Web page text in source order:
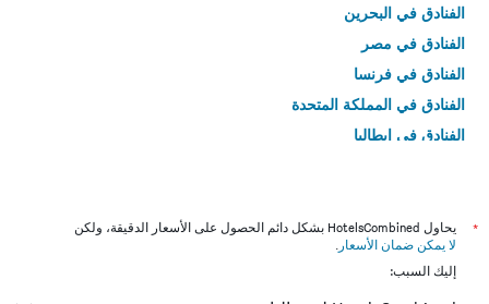
الفنادق في البحرين
الفنادق في مصر
الفنادق في فرنسا
الفنادق في المملكة المتحدة
الفنادق في إيطاليا
*
يحاول HotelsCombined بشكل دائم الحصول على الأسعار الدقيقة، ولكن
لا يمكن ضمان الأسعار .
إليك السبب: